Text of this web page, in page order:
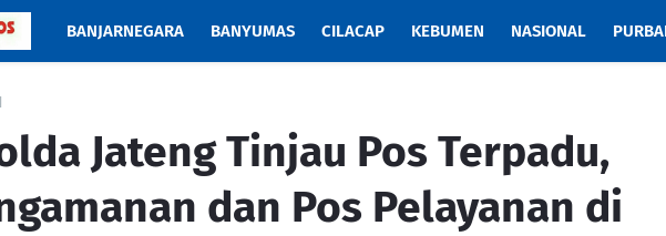
BANJARNEGARA BANYUMAS CILACAP KEBUMEN NASIONAL
Jateng Tinjau Pos Terpadu,
dan Pos Pelayanan di